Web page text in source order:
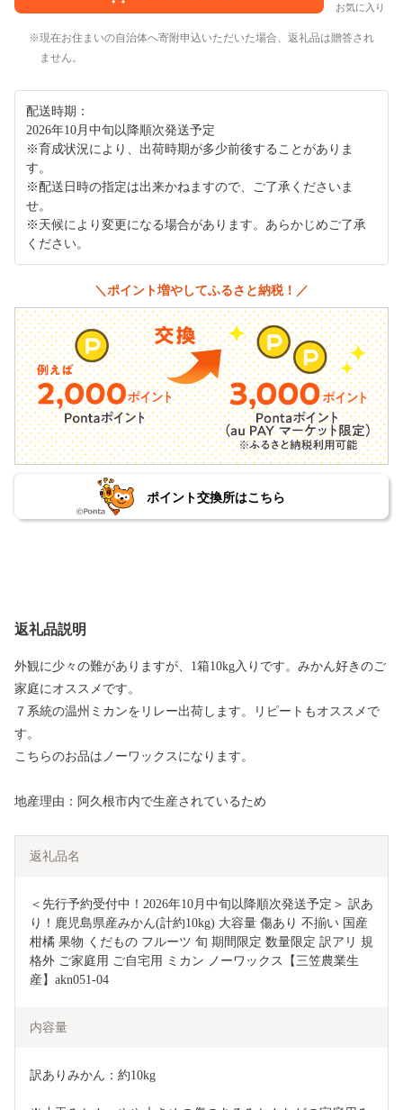
お気に入り
現在お住まいの自治体へ寄附申込いただいた場合、返礼品は贈答され
ません。
配送時期：
2026年10月中旬以降順次発送予定
※育成状況により、出荷時期が多少前後することがありま
す。
※配送日時の指定は出来かねますので、ご了承くださいま
せ。
※天候により変更になる場合があります。あらかじめご了承
ください。
＼ポイント増やしてふるさと納税！／
ポイント交換所はこちら
返礼品説明
外観に少々の難がありますが、1箱10kg入りです。みかん好きのご
家庭にオススメです。
７系統の温州ミカンをリレー出荷します。リピートもオススメで
す。
こちらのお品はノーワックスになります。
地産理由：阿久根市内で生産されているため
返礼品名
＜先行予約受付中！2026年10月中旬以降順次発送予定＞ 訳あ
り！鹿児島県産みかん(計約10kg) 大容量 傷あり 不揃い 国産
柑橘 果物 くだもの フルーツ 旬 期間限定 数量限定 訳アリ 規
格外 ご家庭用 ご自宅用 ミカン ノーワックス【三笠農業生
産】akn051-04
内容量
訳ありみかん：約10kg